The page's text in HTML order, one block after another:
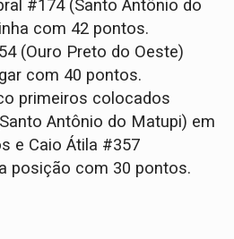
#174 (Santo Antônio do
com 42 pontos.
(Ouro Preto do Oeste)
com 40 pontos.
primeiros colocados
Antônio do Matupi) em
e Caio Átila #357
posição com 30 pontos.